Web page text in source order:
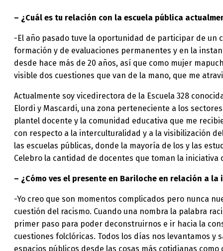
– ¿Cuál es tu relación con la escuela pública
-El año pasado tuve la oportunidad de participar de un
formación y de evaluaciones permanentes y en la
desde hace más de 20 años, así que como mujer
visible dos cuestiones que van de la mano, que me
Actualmente soy vicedirectora de la Escuela 328
Elordi y Mascardi, una zona perteneciente a los
plantel docente y la comunidad educativa que me
con respecto a la interculturalidad y a la visibilización
las escuelas públicas, donde la mayoría de los y las
Celebro la cantidad de docentes que toman la iniciativa
– ¿Cómo ves el presente en Bariloche en relación a
-Yo creo que son momentos complicados pero nunca
cuestión del racismo. Cuando una nombra la palabra
primer paso para poder deconstruirnos e ir hacia la
cuestiones folclóricas. Todos los días nos levantamos
espacios públicos desde las cosas más cotidianas como